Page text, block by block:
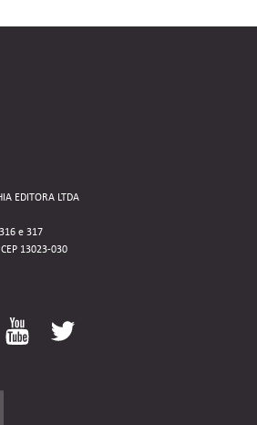
EDITORA LTDA
e 317
13023-030